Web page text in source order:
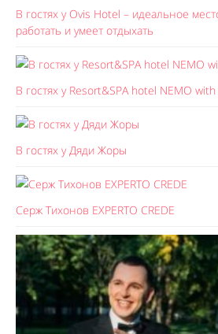
В гостях у Ovis Hotel – идеальное
работать и умеет отдыхать
В гостях у Resort&SPA hotel NEMO
В гостях у Дяди Жоры
Серж Тихонов EXPERTO CREDE